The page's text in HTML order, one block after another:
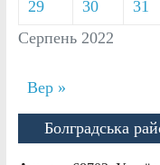
Серпень 2022
29 30 31
Вер »
Болградська